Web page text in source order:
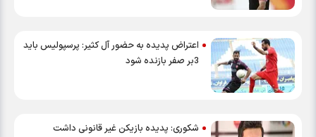
اعتراض پدیده به حضور آل کثیر: پرسپولیس باید
شکوری: پدیده بازیکن غیر قانونی داشت